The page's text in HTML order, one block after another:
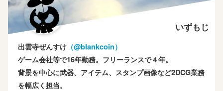
いずもじ
出雲寺ぜんすけ （‎@blankcoin）
ゲーム会社等で16年勤務。フリーランスで４年。
背景を中心に武器、アイテム、スタンプ画像など2DCG業務
を幅広く担当。